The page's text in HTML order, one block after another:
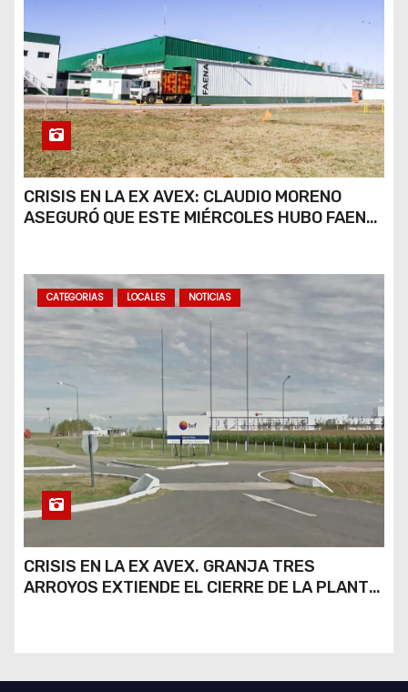
CRISIS EN LA EX AVEX: CLAUDIO MORENO
ASEGURÓ QUE ESTE MIÉRCOLES HUBO FAENA
CATEGORIAS LOCALES NOTICIAS
CRISIS EN LA EX AVEX. GRANJA TRES
ARROYOS EXTIENDE EL CIERRE DE LA PLANTA